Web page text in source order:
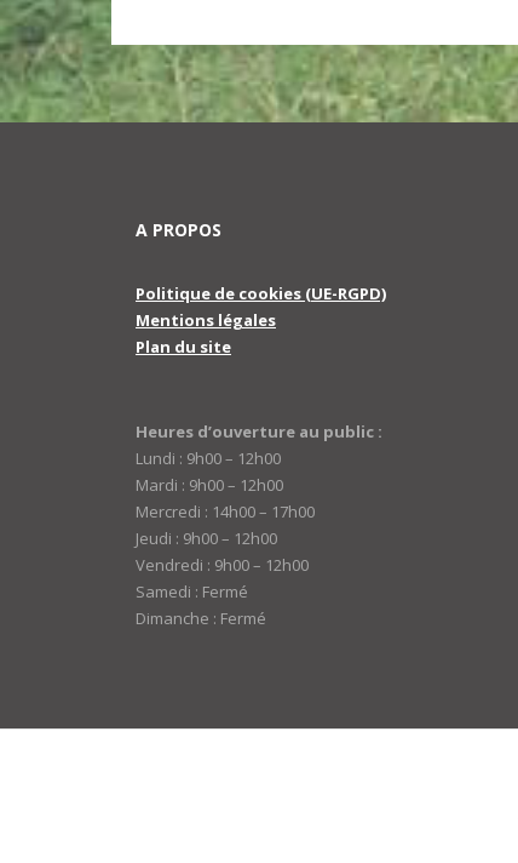
A PROPOS
Politique de cookies (UE-RGPD)
Mentions légales
Plan du site
Heures d’ouverture au public :
Lundi : 9h00 – 12h00
Mardi : 9h00 – 12h00
Mercredi : 14h00 – 17h00
Jeudi : 9h00 – 12h00
Vendredi : 9h00 – 12h00
Samedi : Fermé
Dimanche : Fermé